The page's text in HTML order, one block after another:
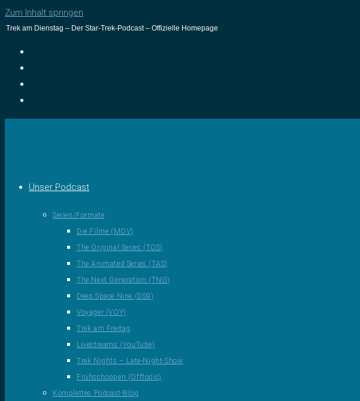
Zum Inhalt springen
Trek am Dienstag – Der Star-Trek-Podcast – Offizielle Homepage
Unser Podcast
Serien/Formate
Die Filme (MOV)
The Original Series (TOS)
The Animated Series (TAS)
The Next Generation (TNG)
Deep Space Nine (DS9)
Voyager (VOY)
Trek am Freitag
Livestreams (YouTube)
Trek Nights – Late-Night-Show
Frühschoppen (Offtopic)
Komplettes Podcast-Blog